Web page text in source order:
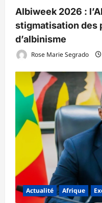
Albiweek 2026 :
stigmatisation des
d’albinisme
Rose Marie Segrado
Actualité Afrique